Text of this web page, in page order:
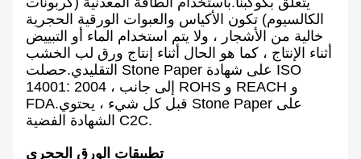
الكالسيوم) تكون الأكياس والعبوات الورقية الحجرية
خالية من الأشجار ، ولا يتم استخدام الماء أو التبييض
أثناء الإنتاج ، كما هو الحال أثناء إنتاج ورق لب الخشب
التقليدي.حصلت Stone Paper على شهادة ISO
14001: 2004 ، إلى جانب ROHS و REACH و
FDA.قبل كل شيء ، يحتوي Stone Paper على
الشهادة الفضية C2C.
تطبيقات الورق الحجري